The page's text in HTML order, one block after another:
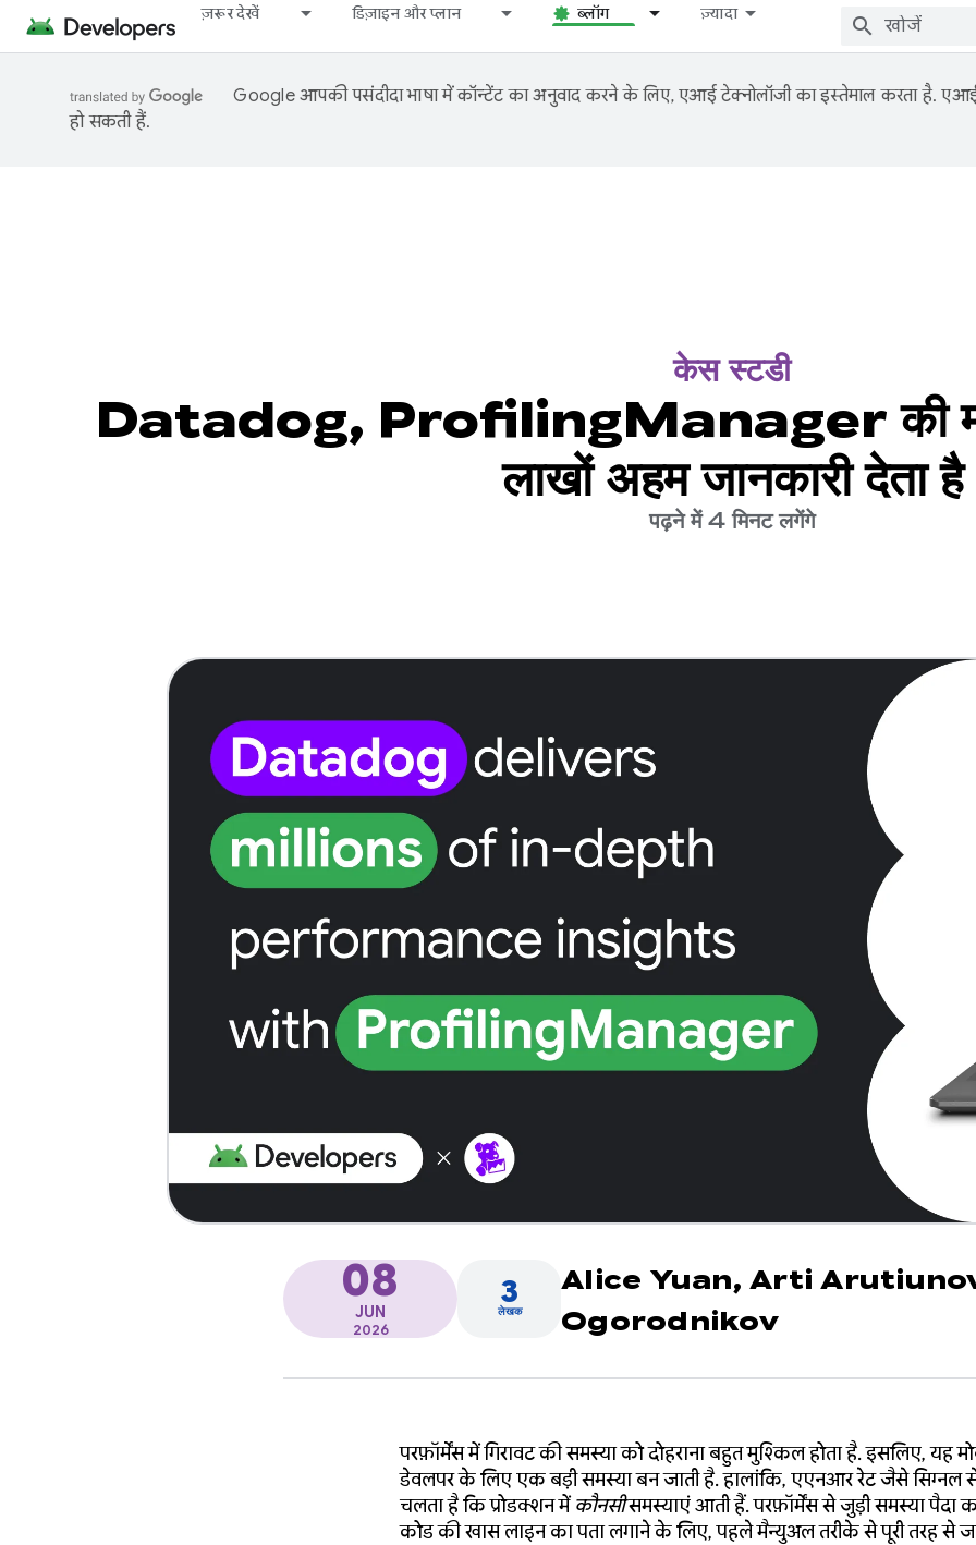
ज़रूर देखें डिज़ाइन और प्लान ब्लॉग ज़्यादा
Google आपकी पसंदीदा भाषा में कॉन्टेंट का अनुवाद करने के लिए, एआई टेक्नोलॉजी का इस्तेमाल करता है.
हो सकती हैं.
केस स्टडी
Datadog, ProfilingManager की मदद
लाखों अहम जानकारी देता है
पढ़ने में 4 मिनट लगेंगे
08
JUN
2026
3
लेखक
Alice Yuan, Arti
Ogorodnikov
परफ़ॉर्मेंस में गिरावट की समस्या को दोहराना बहुत मुश्किल होता है. इसलिए, यह
डेवलपर के लिए एक बड़ी समस्या बन जाती है. हालांकि, एएनआर रेट जैसे सिग्नल
चलता है कि प्रोडक्शन में कौनसीसमस्याएं आती हैं. परफ़ॉर्मेंस से जुड़ी समस्या पैदा
कोड की खास लाइन का पता लगाने के लिए, पहले मैन्युअल तरीके से पूरी तरह से